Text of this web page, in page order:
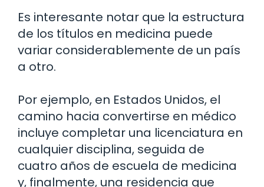
Es interesante notar que la estructura
de los títulos en medicina puede
variar considerablemente de un país
a otro.
Por ejemplo, en Estados Unidos, el
camino hacia convertirse en médico
incluye completar una licenciatura en
cualquier disciplina, seguida de
cuatro años de escuela de medicina
y, finalmente, una residencia que